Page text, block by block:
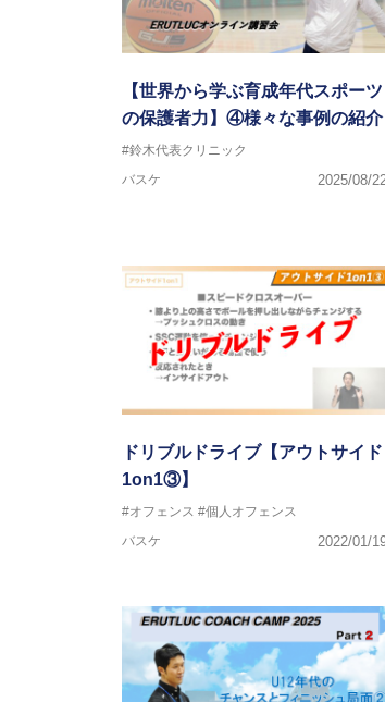
2018年U13ナシ
2018年～2021年
【世界から学ぶ育成年代スポーツ
の保護者力】④様々な事例の紹介
#鈴木代表クリニック
バスケ
2025/08/
ドリブルドライブ【アウトサイド
1on1③】
#オフェンス #個人オフェンス
バスケ
2022/01/